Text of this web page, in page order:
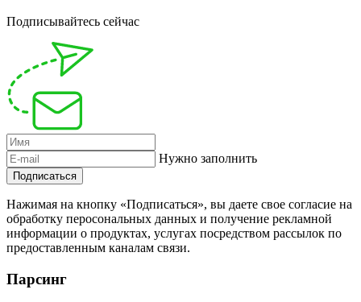
Подписывайтесь сейчас
Нужно заполнить
Подписаться
Нажимая на кнопку «Подписаться», вы даете свое согласие на
обработку перосональных данных и получение рекламной
информации о продуктах, услугах посредством рассылок по
предоставленным каналам связи.
Парсинг